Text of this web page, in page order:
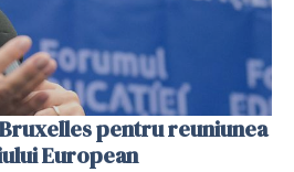
pentru reuniunea
European